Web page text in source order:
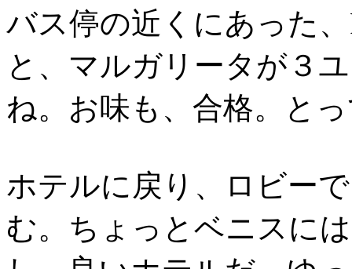
バス停の近くにあった
と、マルガリータが３
ね。お味も、合格。と
ホテルに戻り、ロビー
む。ちょっとベニスに